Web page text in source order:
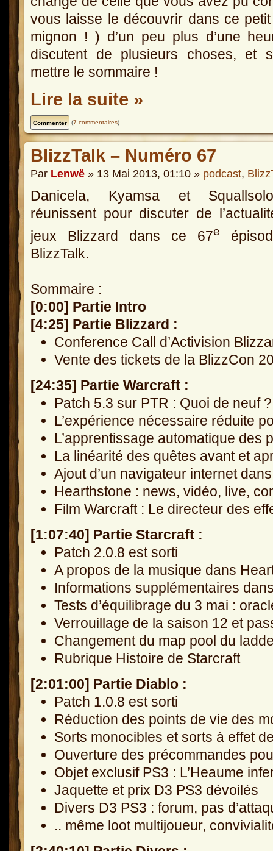
vous laisse le découvrir dans ce
mignon ! ) d’un peu plus d’une
discutent de plusieurs choses, et
mettre le sommaire !
Lire la suite »
(7 commentaires)
BlizzTalk – Numéro 67
Par Lenwë » 13 Mai 2013, 01:10 » podcast,
Danicela, Kyamsa et
réunissent pour discuter de
jeux Blizzard dans ce 67e
BlizzTalk.
Sommaire :
[0:00] Partie Intro
[4:25] Partie Blizzard :
Conference Call d’Activision
Vente des tickets de la BlizzCon
[24:35] Partie Warcraft :
Patch 5.3 sur PTR : Quoi de neuf ?
L’expérience nécessaire réduite
L’apprentissage automatique des
La linéarité des quêtes avant et
Ajout d’un navigateur internet
Hearthstone : news, vidéo, live,
Film Warcraft : Le directeur des
[1:07:40] Partie Starcraft :
Patch 2.0.8 est sorti
A propos de la musique dans
Informations supplémentaires
Tests d’équilibrage du 3 mai :
Verrouillage de la saison 12 et
Changement du map pool du
Rubrique Histoire de Starcraft
[2:01:00] Partie Diablo :
Patch 1.0.8 est sorti
Réduction des points de vie des
Sorts monocibles et sorts à effet
Ouverture des précommandes
Objet exclusif PS3 : L’Heaume
Jaquette et prix D3 PS3 dévoilés
Divers D3 PS3 : forum, pas
.. même loot multijoueur,